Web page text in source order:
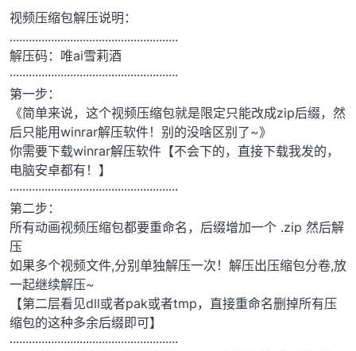
视频压缩包解压说明：
.....................................................
解压码：唯ai雪莉酒
·····················································
第一步：
《简单来说，这个视频压缩包就是限定只能改成zip后缀，然
后只能用winrar解压软件！别的没啥区别了~》
你需要下载winrar解压软件【不会下的，直接下载我发的，
电脑安卓都有！】
·····················································
第二步：
所有动画视频压缩包都要重命名，后缀增加一个 .zip 然后解
压
如果多个视频文件,分别单独解压一次！解压出压缩包分卷,放
一起继续解压~
【第二层看见dll或者pak或者tmp，直接重命名删掉所有压
缩包的这种多余后缀即可】
·····················································